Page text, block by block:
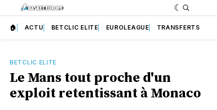
🏠 ACTU BETCLIC ELITE EUROLEAGUE TRANSFERTS
BETCLIC ELITE
Le Mans tout proche d'un
exploit retentissant à Monaco